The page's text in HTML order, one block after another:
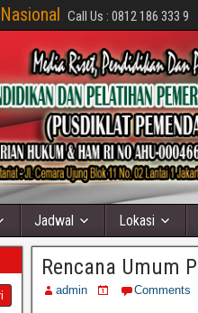
Call Us : 0812 186 333 9
Jadwal Lokasi
Rencana Umum
admin Comments